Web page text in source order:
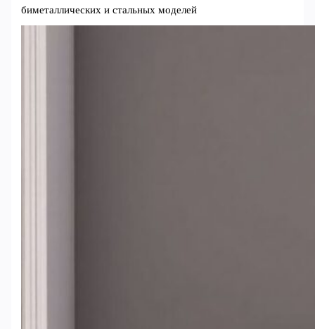
биметаллических и стальных моделей